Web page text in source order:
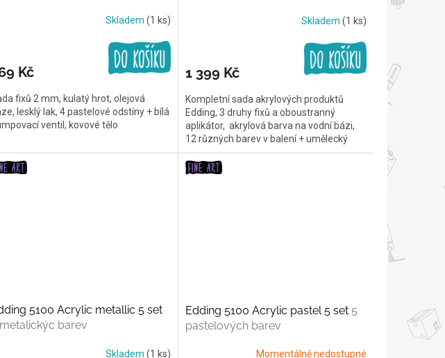
Skladem (1 ks)
Kč
fixů 2 mm, kulatý hrot, olejová
lesklý lak, 4 pastelové odstíny + bílá
ventil, kovové tělo
Skladem (1 ks)
1 399 Kč
Kompletní sada akrylových produktů
Edding, 3 druhy fixů a oboustranný
aplikátor, akrylová barva na vodní bázi,
12 různých barev v balení + umělecký
blok zdarma
5100 Acrylic metallic 5 set
barev
Skladem (1 ks)
Edding 5100 Acrylic pastel 5 set 5
pastelových barev
Momentálně nedostupné